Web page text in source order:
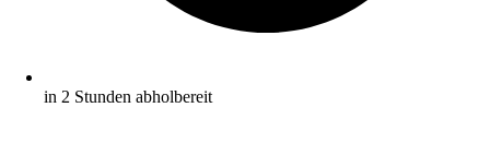
in 2 Stunden abholbereit